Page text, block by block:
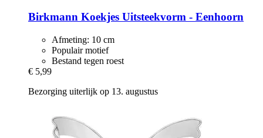
Birkmann Koekjes Uitsteekvorm -​ Eenhoorn
Afmeting: 10 cm
Populair motief
Bestand tegen roest
€ 5,99
Bezorging uiterlijk op 13. augustus